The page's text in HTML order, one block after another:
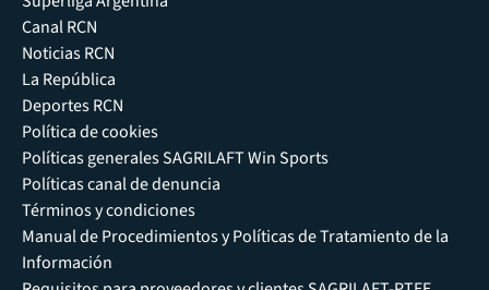
Canal RCN
Noticias RCN
La República
Deportes RCN
Política de cookies
Políticas generales SAGRILAFT Win Sports
Políticas canal de denuncia
Términos y condiciones
Manual de Procedimientos y Políticas de Tratamiento de la
Información